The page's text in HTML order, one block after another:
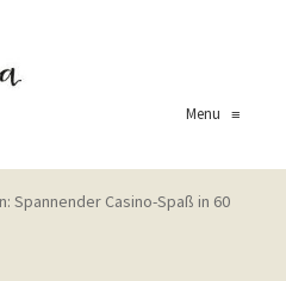
Menu≡
Spannender Casino-Spaß in 60